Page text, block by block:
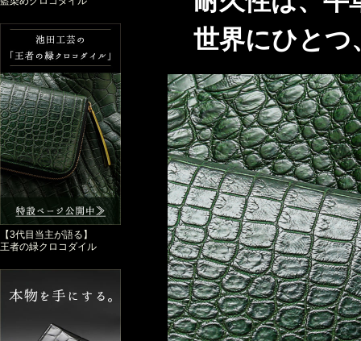
【3代目当主が語る】
王者の緑クロコダイル
世界にひとつ